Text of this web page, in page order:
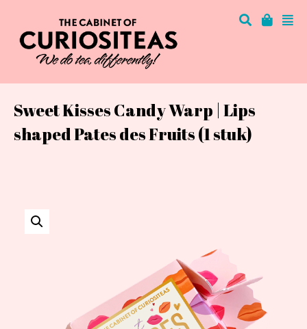
Sweet Kisses Candy Warp | Lips
shaped Pates des Fruits (1 stuk)